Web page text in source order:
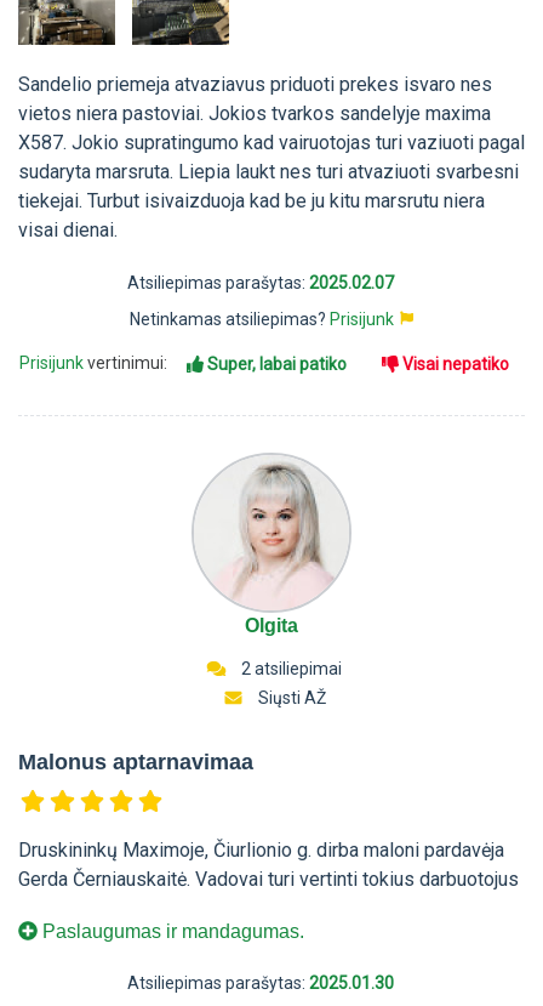
Sandelio priemeja atvaziavus priduoti prekes isvaro nes
vietos niera pastoviai. Jokios tvarkos sandelyje maxima
X587. Jokio supratingumo kad vairuotojas turi vaziuoti pagal
sudaryta marsruta. Liepia laukt nes turi atvaziuoti svarbesni
tiekejai. Turbut isivaizduoja kad be ju kitu marsrutu niera
visai dienai.
Atsiliepimas parašytas: 2025.02.07
Netinkamas atsiliepimas? Prisijunk
Prisijunkvertinimui: Super, labai patiko Visai nepatiko
Olgita
2 atsiliepimai
Siųsti AŽ
Malonus aptarnavimaa
Druskininkų Maximoje, Čiurlionio g. dirba maloni pardavėja
Gerda Černiauskaitė. Vadovai turi vertinti tokius darbuotojus
Paslaugumas ir mandagumas.
Atsiliepimas parašytas: 2025.01.30